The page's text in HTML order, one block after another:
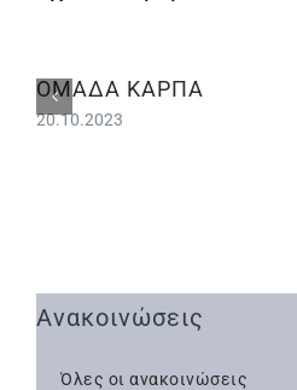
ΟΜΑΔΑ ΚΑΡΠΑ
20.10.2023
Ανακοινώσεις
Όλες οι ανακοινώσεις